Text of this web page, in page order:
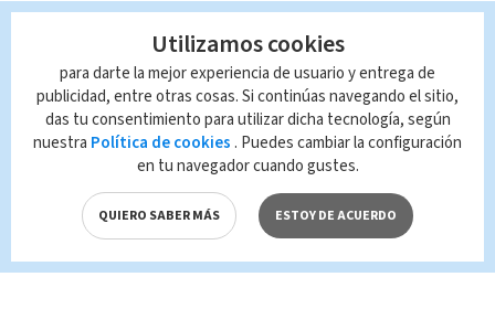
Tu inspiración, nos inspira
@CamiloMusica, ¡felicidades! ????????
pic.twitter.com/q0CKc9ayOV
— Premio Lo Nuestro
(@premiolonuestro)February 25,
2022
Utilizamos cookies
para darte la mejor experiencia de usuario y entrega de
publicidad, entre otras cosas. Si continúas navegando el sitio,
das tu consentimiento para utilizar dicha tecnología, según
nuestra Política de cookies . Puedes cambiar la configuración
en tu navegador cuando gustes.
QUIERO SABER MÁS ESTOY DE ACUERDO